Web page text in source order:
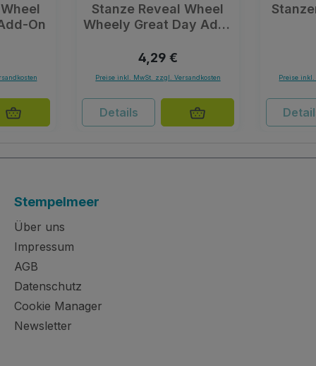
On
Preis:
Stanze Reveal Wheel
Wheely Great Day Add-
Regulärer Preis:
4,29 €
Preise inkl. MwSt. zzgl. Versandkosten
Details
Preise
Stempelmeer
Über uns
Impressum
AGB
Datenschutz
Cookie Manager
Newsletter